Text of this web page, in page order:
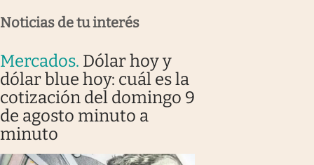
Noticias de tu interés
Mercados. Dólar hoy y
dólar blue hoy: cuál es la
cotización del domingo 9
de agosto minuto a
minuto